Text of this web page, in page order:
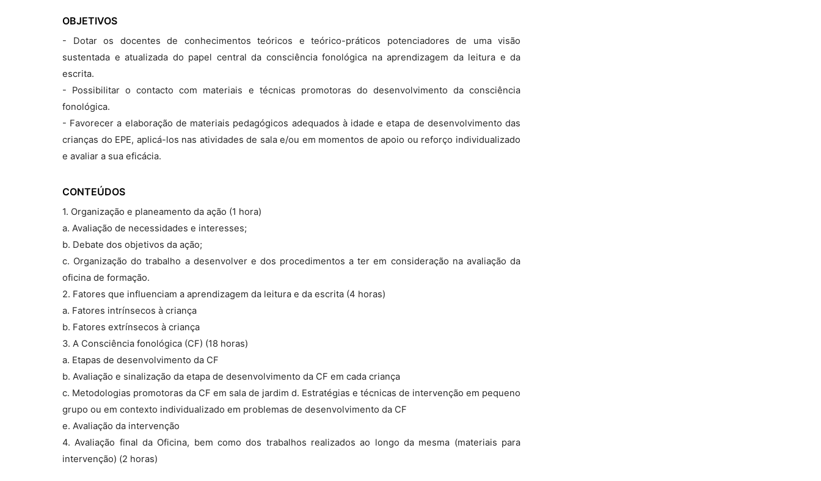
OBJETIVOS
- Dotar os docentes de conhecimentos teóricos e teórico-práticos potenciadores de uma visão
sustentada e atualizada do papel central da consciência fonológica na aprendizagem da leitura e da
escrita.
- Possibilitar o contacto com materiais e técnicas promotoras do desenvolvimento da consciência
fonológica.
- Favorecer a elaboração de materiais pedagógicos adequados à idade e etapa de desenvolvimento das
crianças do EPE, aplicá-los nas atividades de sala e/ou em momentos de apoio ou reforço individualizado
e avaliar a sua eficácia.
CONTEÚDOS
1. Organização e planeamento da ação (1 hora)
a. Avaliação de necessidades e interesses;
b. Debate dos objetivos da ação;
c. Organização do trabalho a desenvolver e dos procedimentos a ter em consideração na avaliação da
oficina de formação.
2. Fatores que influenciam a aprendizagem da leitura e da escrita (4 horas)
a. Fatores intrínsecos à criança
b. Fatores extrínsecos à criança
3. A Consciência fonológica (CF) (18 horas)
a. Etapas de desenvolvimento da CF
b. Avaliação e sinalização da etapa de desenvolvimento da CF em cada criança
c. Metodologias promotoras da CF em sala de jardim d. Estratégias e técnicas de intervenção em pequeno
grupo ou em contexto individualizado em problemas de desenvolvimento da CF
e. Avaliação da intervenção
4. Avaliação final da Oficina, bem como dos trabalhos realizados ao longo da mesma (materiais para
intervenção) (2 horas)